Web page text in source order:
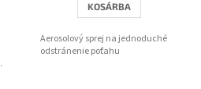
KOSÁRBA
Aerosolový sprej na jednoduché
odstránenie poťahu